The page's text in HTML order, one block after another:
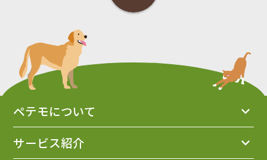
ペテモについて
サービス紹介